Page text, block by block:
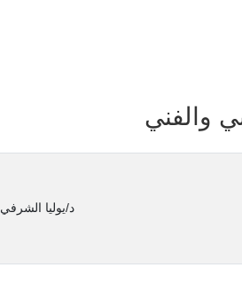
والفني
د/يوليا الشرفي